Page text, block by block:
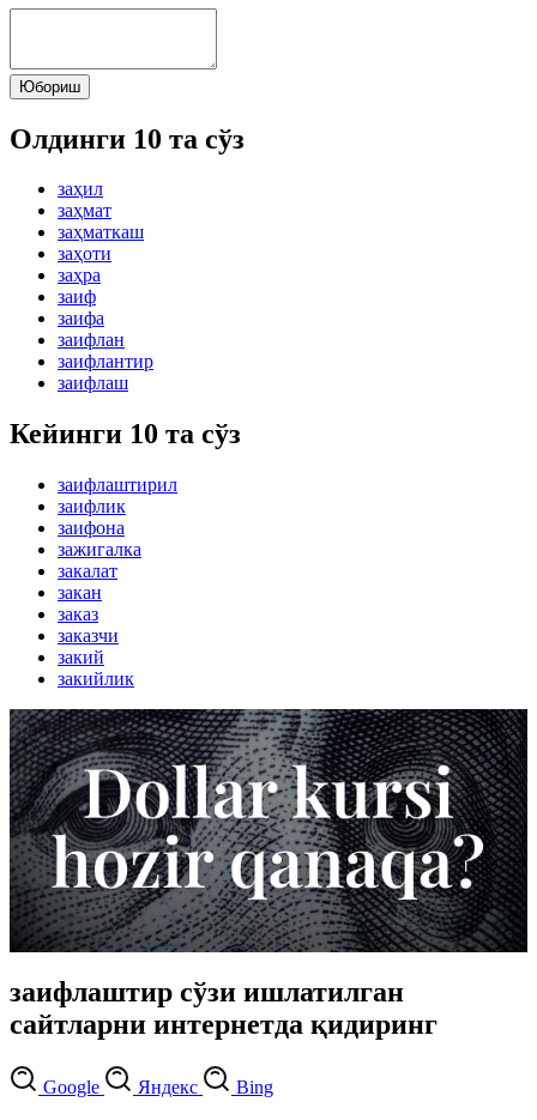
Юбориш
Олдинги 10 та сўз
заҳил
заҳмат
заҳматкаш
заҳоти
заҳра
заиф
заифа
заифлан
заифлантир
заифлаш
Кейинги 10 та сўз
заифлаштирил
заифлик
заифона
зажигалка
закалат
закан
заказ
заказчи
закий
закийлик
заифлаштир сўзи ишлатилган
сайтларни интернетда қидиринг
Google Яндекс Bing